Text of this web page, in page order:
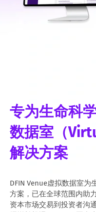
专为生命科
数据室（
解决方案
DFIN Venue虚拟数据室为
方案，已在全球范围内助
资本市场交易到投资者沟